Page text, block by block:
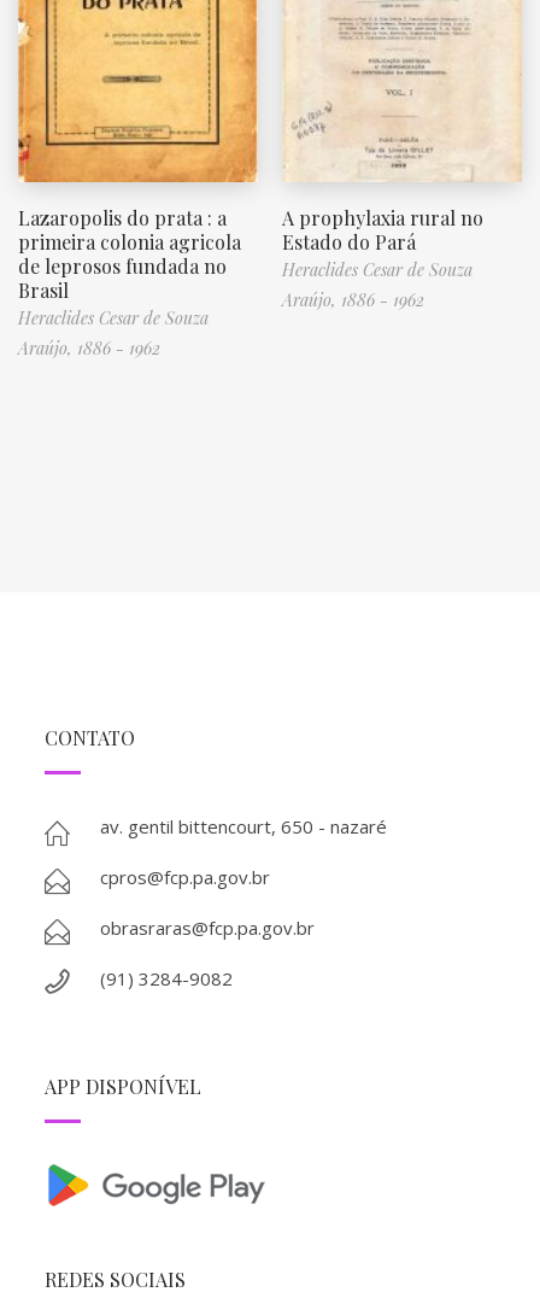
Lazaropolis do prata : a
primeira colonia agricola
de leprosos fundada no
Brasil
Heraclides Cesar de Souza
Araújo, 1886 - 1962
A prophylaxia rural no
Estado do Pará
Heraclides Cesar de Souza
Araújo, 1886 - 1962
CONTATO
av. gentil bittencourt, 650 - nazaré
cpros@fcp.pa.gov.br
obrasraras@fcp.pa.gov.br
(91) 3284-9082
APP DISPONÍVEL
REDES SOCIAIS